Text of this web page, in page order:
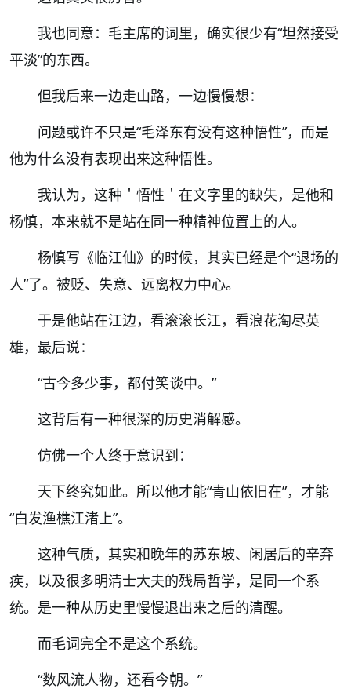
我也同意： 毛主席的词里，确实很少有“坦然接受
平淡”的东西。
但我后来一边走山路，一边慢慢想：
问题或许不只是“毛泽东有没有这种悟性”，而是
他为什么没有表现出来这种悟性。
我认为，这种＇悟性＇在文字里的缺失，是他和
杨慎，本来就不是站在同一种精神位置上的人。
杨慎写《临江仙》的时候，其实已经是个“退场的
人”了。被贬、失意、远离权力中心。
于是他站在江边，看滚滚长江，看浪花淘尽英
雄，最后说：
“古今多少事，都付笑谈中。 ”
这背后有一种很深的历史消解感。
仿佛一个人终于意识到：
天下终究如此。所以他才能“青山依旧在”，才能
“白发渔樵江渚上”。
这种气质，其实和晚年的苏东坡、闲居后的辛弃
疾，以及很多明清士大夫的残局哲学，是同一个系
统。是一种从历史里慢慢退出来之后的清醒。
而毛词完全不是这个系统。
“数风流人物，还看今朝。 ”